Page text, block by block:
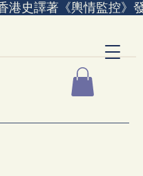
港史譯著《輿情監控》